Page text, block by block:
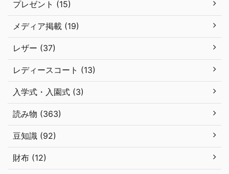
プレゼント (15)
メディア掲載 (19)
レザー (37)
レディースコート (13)
入学式・入園式 (3)
読み物 (363)
豆知識 (92)
財布 (12)